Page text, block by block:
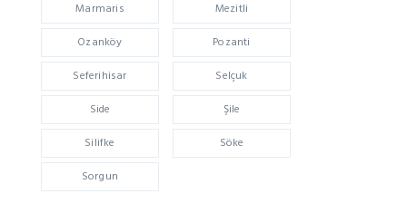
Marmaris
Mezitli
Ozanköy
Pozanti
Seferihisar
Selçuk
Side
Şile
Silifke
Söke
Sorgun